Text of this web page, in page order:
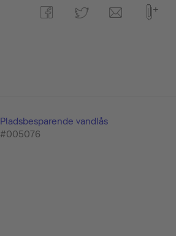
Pladsbesparende vandlås
#005076